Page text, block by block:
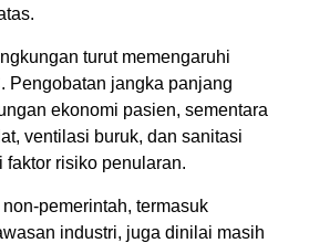
turut memengaruhi
Pengobatan jangka panjang
ekonomi pasien, sementara
ventilasi buruk, dan sanitasi
risiko penularan.
pemerintah, termasuk
industri, juga dinilai masih